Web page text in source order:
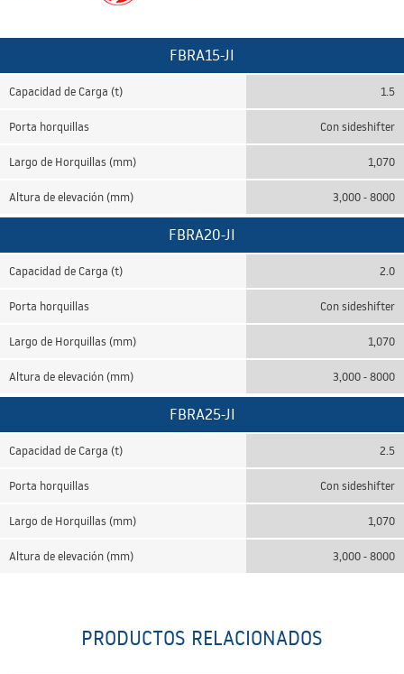
FBRA15-JI
Capacidad de Carga (t) 1.5
Porta horquillas Con sideshifter
Largo de Horquillas (mm) 1,070
Altura de elevación (mm) 3,000 - 8000
FBRA20-JI
Capacidad de Carga (t) 2.0
Porta horquillas Con sideshifter
Largo de Horquillas (mm) 1,070
Altura de elevación (mm) 3,000 - 8000
FBRA25-JI
Capacidad de Carga (t) 2.5
Porta horquillas Con sideshifter
Largo de Horquillas (mm) 1,070
Altura de elevación (mm) 3,000 - 8000
PRODUCTOS RELACIONADOS